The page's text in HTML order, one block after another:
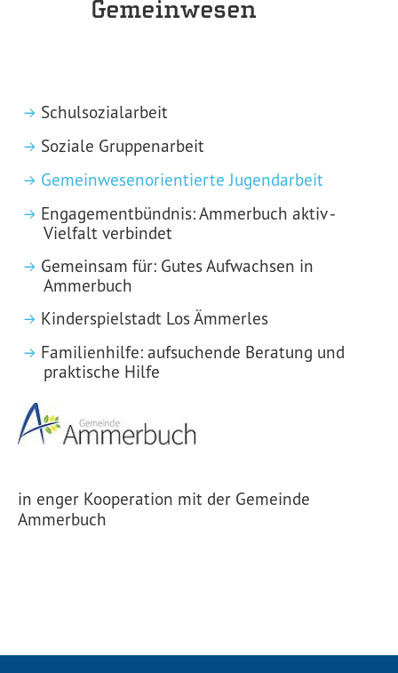
Gemeinwesen
Schulsozialarbeit
Soziale Gruppenarbeit
Gemeinwesenorientierte Jugendarbeit
Engagementbündnis: Ammerbuch aktiv -
Vielfalt verbindet
Gemeinsam für: Gutes Aufwachsen in
Ammerbuch
Kinderspielstadt Los Ämmerles
Familienhilfe: aufsuchende Beratung und
praktische Hilfe
in enger Kooperation mit der Gemeinde
Ammerbuch